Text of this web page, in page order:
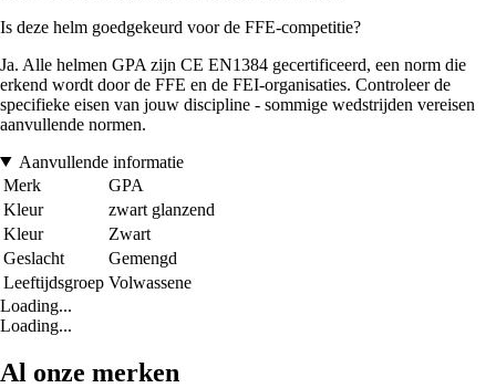
Is deze helm goedgekeurd voor de FFE-competitie?
Ja. Alle helmen GPA zijn CE EN1384 gecertificeerd, een norm die
erkend wordt door de FFE en de FEI-organisaties. Controleer de
specifieke eisen van jouw discipline - sommige wedstrijden vereisen
aanvullende normen.
Aanvullende informatie
Merk
GPA
Kleur
zwart glanzend
Kleur
Zwart
Geslacht
Gemengd
Leeftijdsgroep Volwassene
Loading...
Loading...
Al onze merken